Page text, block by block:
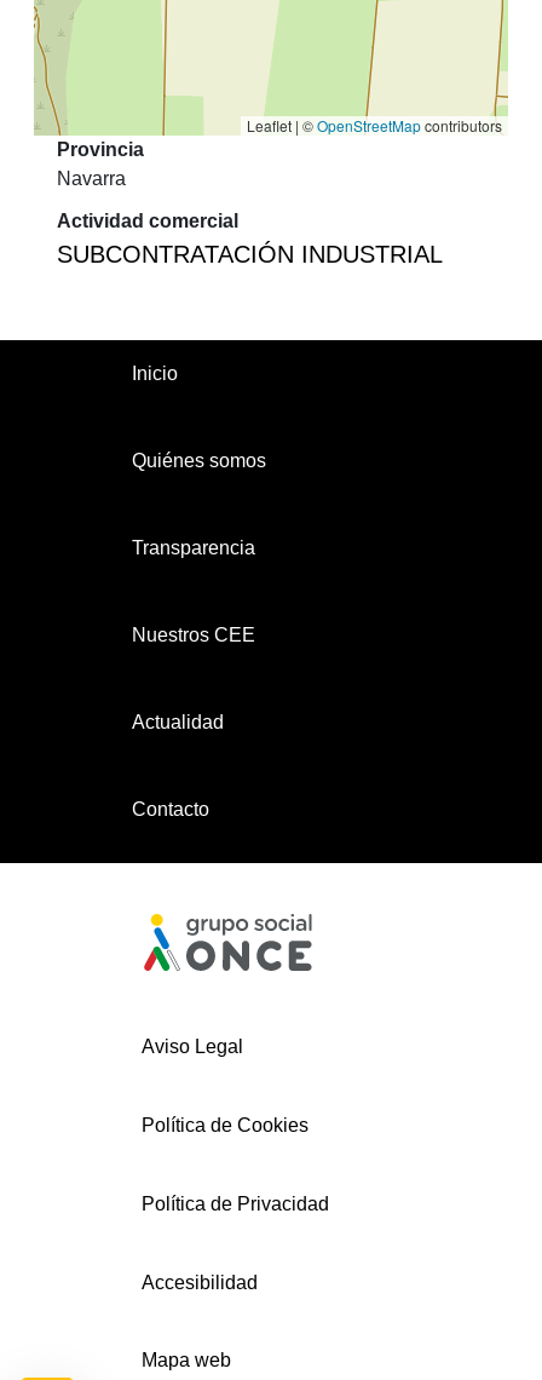
Leaflet | ©OpenStreetMapcontributors
Provincia
Navarra
Actividad comercial
SUBCONTRATACIÓN INDUSTRIAL
Inicio
Quiénes somos
Transparencia
Nuestros CEE
Actualidad
Contacto
Aviso Legal
Política de Cookies
Política de Privacidad
Accesibilidad
Mapa web